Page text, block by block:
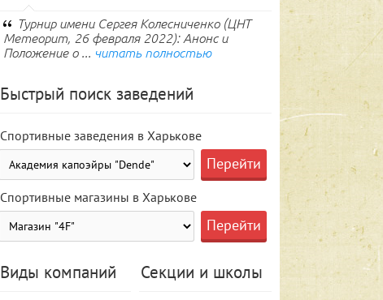
Турнир имени Сергея Колесниченко (ЦНТ
Метеорит, 26 февраля 2022): Анонс и
Положение о ... читать полностью
Быстрый поиск заведений
Спортивные заведения в Харькове
Спортивные магазины в Харькове
Виды компаний Секции и школы